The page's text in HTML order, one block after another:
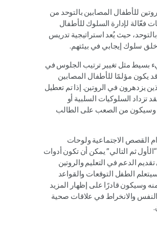
للأطفال المصابين بالتوحد من
فعّالة لإدارة السلوك للأطفال
حيث يُعد استراتيجية تدريس
سلوك إيجابي في بيئتهم.
بسيط مثل تغيير ترتيب الجلوس في
يكون مؤلمًا للأطفال المصابين
يزدهرون في الروتين. إذا تم تعطيل
تزداد السلوكيات السلبية أو
وسيكون من الصعب على الطالب
القصص الاجتماعية ولوحات
ثم التالي” يمكن أن تكون أدوات
الدعم في التعليم والروتين
الطفل التوقعات والقواعد
وسيكون قادرًا على إظهار المزيد
والانخراط في علاقات صحية